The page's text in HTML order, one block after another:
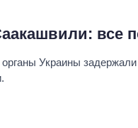
все
Украины